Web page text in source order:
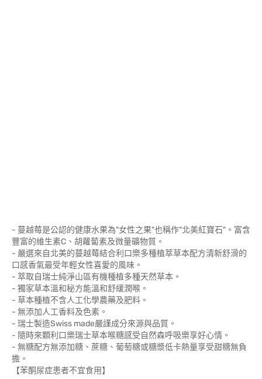
- 蔓越莓是公認的健康水果為"女性之果"也稱作"北美紅寶石"。富含
豐富的維生素C、胡蘿蔔素及微量礦物質。
- 嚴選來自北美的蔓越莓結合利口樂多種植萃草本配方清新舒滑的
口感香氣最受年輕女性喜愛的風味。
- 萃取自瑞士純淨山區有機種植多種天然草本。
- 獨家草本溫和秘方能溫和舒緩潤喉。
- 草本種植不含人工化學農藥及肥料。
- 無添加人工香料及色素。
- 瑞士製造Swiss made嚴謹成分來源與品質。
- 隨時來顆利口樂瑞士草本喉糖感受自然森呼吸樂享好心情。
- 無糖配方無添加糖、蔗糖、葡萄糖或糖漿低卡熱量享受甜糖無負
擔。
【苯酮尿症患者不宜食用】